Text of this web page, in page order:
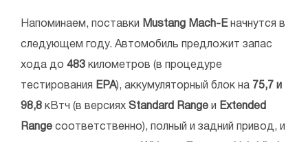
Напоминаем, поставки Mustang Mach-Eначнутся в
следующем году. Автомобиль предложит запас
хода до 483 километров (в процедуре
тестирования EPA), аккумуляторный блок на 75,7 и
98,8 кВтч (в версиях Standard Range и Extended
Range соответственно), полный и задний привод, и